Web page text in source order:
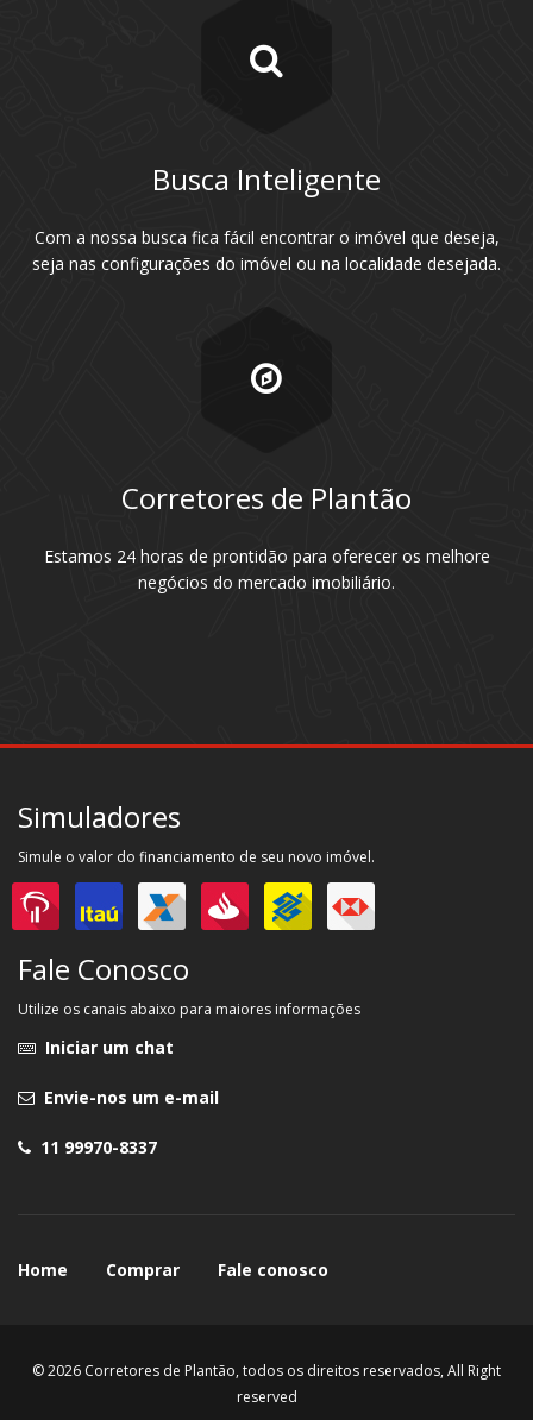
Busca Inteligente
Com a nossa busca fica fácil encontrar o imóvel que deseja,
seja nas configurações do imóvel ou na localidade desejada.
Corretores de Plantão
Estamos 24 horas de prontidão para oferecer os melhore
negócios do mercado imobiliário.
Simuladores
Simule o valor do financiamento de seu novo imóvel.
Fale Conosco
Utilize os canais abaixo para maiores informações
Iniciar um chat
Envie-nos um e-mail
11 99970-8337
Home Comprar Fale conosco
© 2026 Corretores de Plantão, todos os direitos reservados, All Right
reserved